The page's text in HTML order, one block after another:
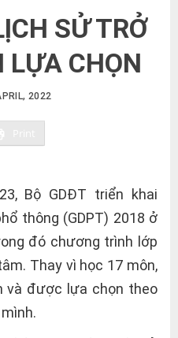
SỬ TRỞ
CHỌN
2022
Bộ GDĐT triển khai
thông (GDPT) 2018 ở
đó chương trình lớp
Thay vì học 17 môn,
và được lựa chọn theo